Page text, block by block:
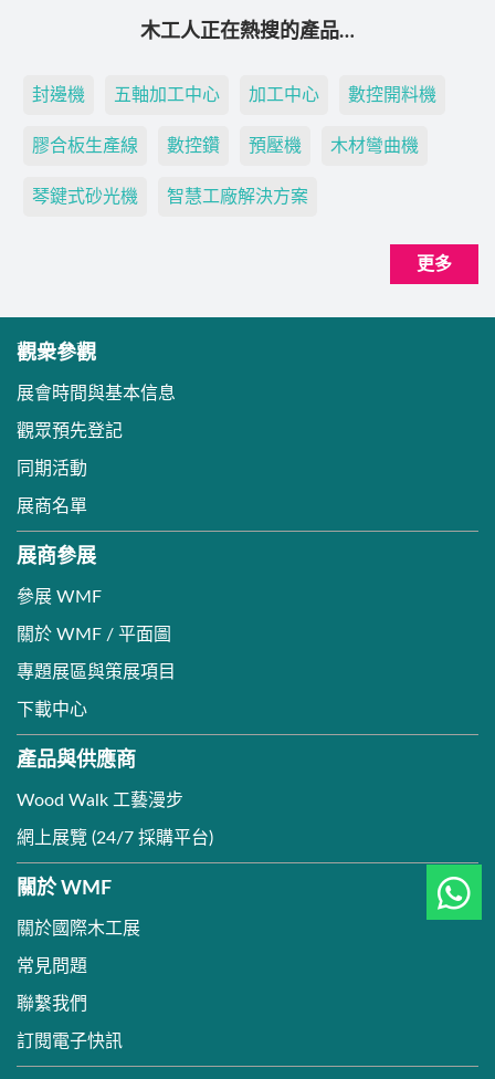
木工人正在熱搜的產品…
封邊機 五軸加工中心 加工中心 數控開料機
膠合板生產線 數控鑽 預壓機 木材彎曲機
琴鍵式砂光機 智慧工廠解決方案
更多
觀衆參觀
展會時間與基本信息
觀眾預先登記
同期活動
展商名單
展商參展
參展 WMF
關於 WMF / 平面圖
專題展區與策展項目
下載中心
產品與供應商
Wood Walk 工藝漫步
網上展覽 (24/7 採購平台)
關於 WMF
關於國際木工展
常見問題
聯繫我們
訂閱電子快訊